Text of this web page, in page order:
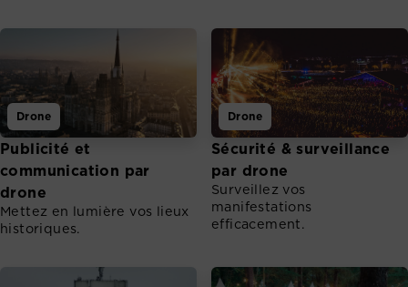
Drone
Publicité et
communication par
drone
Mettez en lumière vos lieux
historiques.
Drone
Sécurité & surveillance
par drone
Surveillez vos
manifestations
efficacement.